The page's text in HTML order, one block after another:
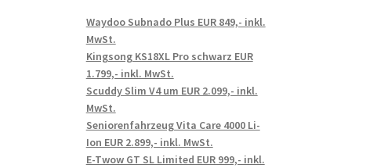
Waydoo Subnado Plus EUR 849,- inkl.
MwSt.
Kingsong KS18XL Pro schwarz EUR
1.799,- inkl. MwSt.
Scuddy Slim V4 um EUR 2.099,- inkl.
MwSt.
Seniorenfahrzeug Vita Care 4000 Li-
Ion EUR 2.899,- inkl. MwSt.
E-Twow GT SL Limited EUR 999,- inkl.